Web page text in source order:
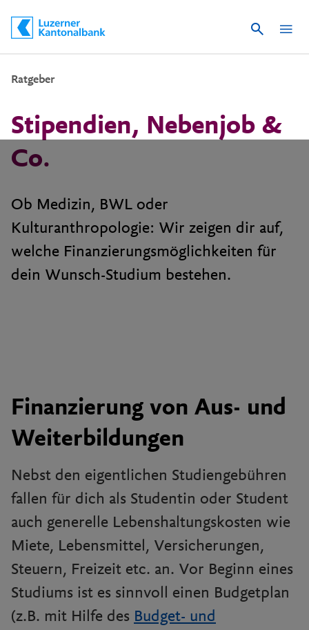
Suche
Ratgeber
Stipendien, Nebenjob &
Co.
Ob Medizin, BWL oder
Kulturanthropologie: Wir zeigen dir auf,
welche Finanzierungsmöglichkeiten für
dein Wunsch-Studium bestehen.
Finanzierung von Aus- und
Weiterbildungen
Nebst den eigentlichen Studiengebühren
fallen für dich als Studentin oder Student
auch generelle Lebenshaltungskosten wie
Miete, Lebensmittel, Versicherungen,
Steuern, Freizeit etc. an. Vor Beginn eines
Studiums ist es sinnvoll einen Budgetplan
(z.B. mit Hilfe des Budget- und